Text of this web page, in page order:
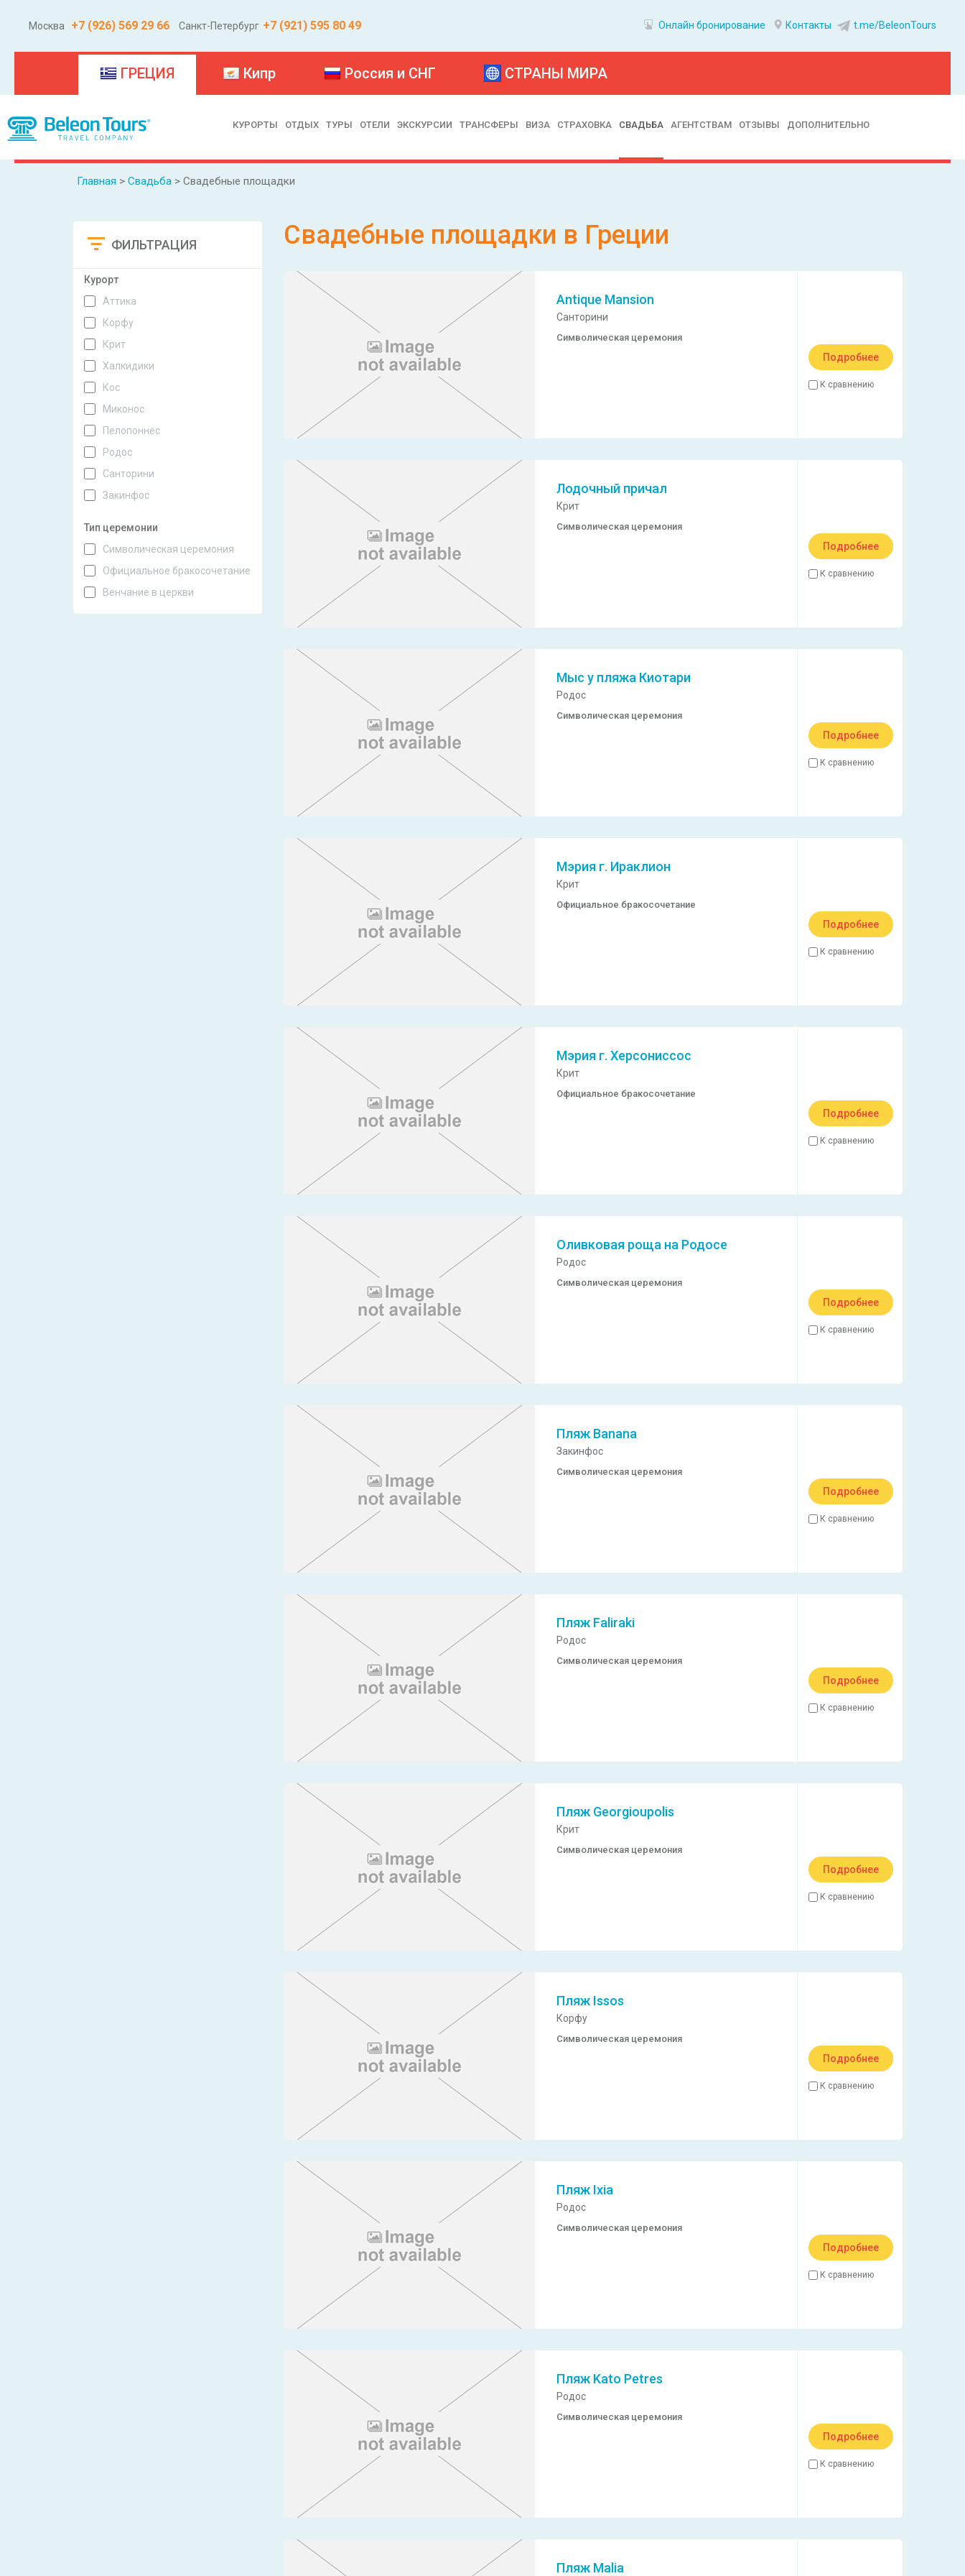
Москва +7 (926) 569 29 66 Санкт-Петербург +7 (921) 595 80 49 Онлайн бронирование Контакты t.me/BeleonTours
ГРЕЦИЯ(current) Кипр Россия и СНГ СТРАНЫ МИРА
КУРОРТЫ ОТДЫХ ТУРЫ ОТЕЛИ ЭКСКУРСИИ ТРАНСФЕРЫ ВИЗА СТРАХОВКА СВАДЬБА АГЕНТСТВАМ ОТЗЫВЫ ДОПОЛНИТЕЛЬНО
Главная > Свадьба > Свадебные площадки
ФИЛЬТРАЦИЯ
Курорт
Аттика
Корфу
Крит
Халкидики
Кос
Миконос
Пелопоннес
Родос
Санторини
Закинфос
Тип церемонии
Символическая церемония
Официальное бракосочетание
Венчание в церкви
Свадебные площадки в Греции
Antique Mansion
Санторини
Символическая церемония
Подробнее
К сравнению
Лодочный причал
Крит
Символическая церемония
Подробнее
К сравнению
Мыс у пляжа Киотари
Родос
Символическая церемония
Подробнее
К сравнению
Мэрия г. Ираклион
Крит
Официальное бракосочетание
Подробнее
К сравнению
Мэрия г. Херсониссос
Крит
Официальное бракосочетание
Подробнее
К сравнению
Оливковая роща на Родосе
Родос
Символическая церемония
Подробнее
К сравнению
Пляж Banana
Закинфос
Символическая церемония
Подробнее
К сравнению
Пляж Faliraki
Родос
Символическая церемония
Подробнее
К сравнению
Пляж Georgioupolis
Крит
Символическая церемония
Подробнее
К сравнению
Пляж Issos
Корфу
Символическая церемония
Подробнее
К сравнению
Пляж Ixia
Родос
Символическая церемония
Подробнее
К сравнению
Пляж Kato Petres
Родос
Символическая церемония
Подробнее
К сравнению
Пляж Malia